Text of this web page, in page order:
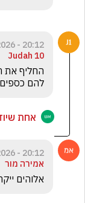
20:12 - 11.06.2026
Judah 10
להם
אחת
20:12 - 11.06.2026
אמירה מור
אלוהים